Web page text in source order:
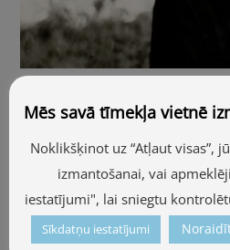
darbnīca un izstāžu
Mēs savā tīmekļa vietnē
Noklikšķinot uz “Atļaut visas”,
izmantošanai, vai
iestatījumi", lai sniegtu
Sīkdatņu iestatījumi